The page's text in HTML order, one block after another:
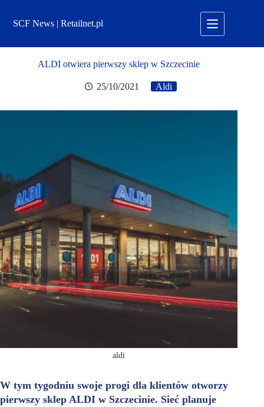
treściSCF News | Retailnet.pl
ALDI otwiera pierwszy sklep w Szczecinie
25/10/2021 Aldi
aldi
W tym tygodniu swoje progi dla klientów otworzy
pierwszy sklep ALDI w Szczecinie. Sieć planuje